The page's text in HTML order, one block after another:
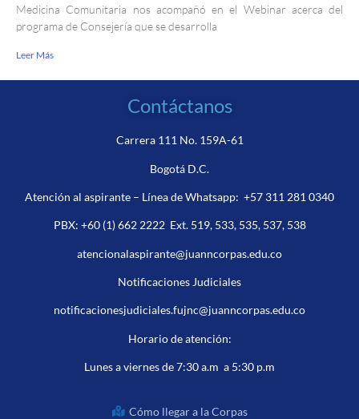
Medicina Comunitaria nos acompañó en el Webinar acerca del
programa de Consejería que se desarrolla
Leer Más
Contáctanos
Carrera 111 No. 159A-61
Bogotá D.C.
Atención al aspirante – Línea de Whatsapp: +57 311 281 0340
PBX: +60 (1) 662 2222Ext. 519, 533, 535, 537, 538
atencionalaspirante@juanncorpas.edu.co
Notificaciones Judiciales
notificacionesjudiciales.fujnc@juanncorpas.edu.co
Horario de atención:
Lunes a viernes de 7:30 a.m a 5:30 p.m
Cómo llegar a la Corpas